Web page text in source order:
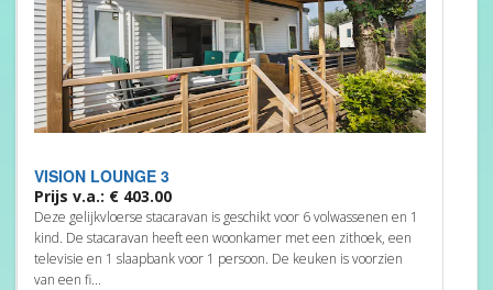
VISION LOUNGE 3
Prijs v.a.: € 403.00
Deze gelijkvloerse stacaravan is geschikt voor 6 volwassenen en 1
kind. De stacaravan heeft een woonkamer met een zithoek, een
televisie en 1 slaapbank voor 1 persoon. De keuken is voorzien
van een fi...